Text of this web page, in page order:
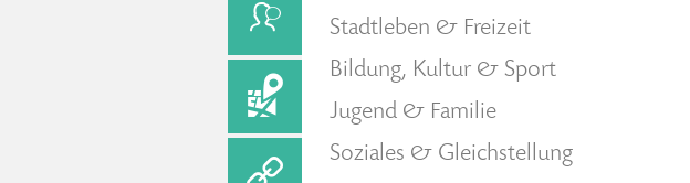
Stadtleben & Freizeit
Bildung, Kultur & Sport
Jugend & Familie
Soziales & Gleichstellung